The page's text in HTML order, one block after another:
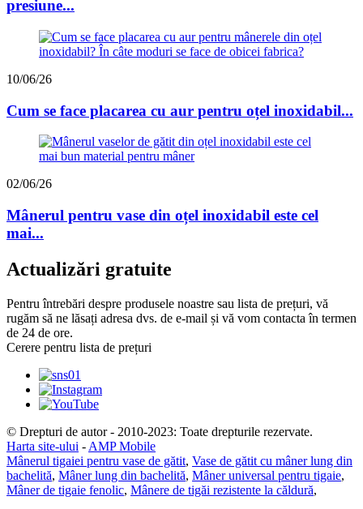
presiune...
10/06/26
Cum se face placarea cu aur pentru oțel inoxidabil...
02/06/26
Mânerul pentru vase din oțel inoxidabil este cel
mai...
Actualizări gratuite
Pentru întrebări despre produsele noastre sau lista de prețuri, vă
rugăm să ne lăsați adresa dvs. de e-mail și vă vom contacta în termen
de 24 de ore.
Cerere pentru lista de prețuri
© Drepturi de autor - 2010-2023: Toate drepturile rezervate.
Harta site-ului - AMP Mobile
Mânerul tigaiei pentru vase de gătit, Vase de gătit cu mâner lung din
bachelită, Mâner lung din bachelită, Mâner universal pentru tigaie,
Mâner de tigaie fenolic, Mânere de tigăi rezistente la căldură,